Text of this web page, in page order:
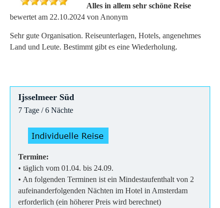
Alles in allem sehr schöne Reise
bewertet am 22.10.2024 von Anonym
Sehr gute Organisation. Reiseunterlagen, Hotels, angenehmes
Land und Leute. Bestimmt gibt es eine Wiederholung.
Ijsselmeer Süd
7 Tage / 6 Nächte
Termine:
• täglich vom 01.04. bis 24.09.
• An folgenden Terminen ist ein Mindestaufenthalt von 2
aufeinanderfolgenden Nächten im Hotel in Amsterdam
erforderlich (ein höherer Preis wird berechnet)